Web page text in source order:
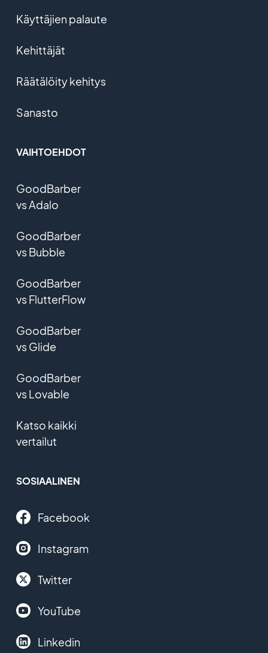
Käyttäjien palaute
Kehittäjät
Räätälöity kehitys
Sanasto
VAIHTOEHDOT
GoodBarber
vs Adalo
GoodBarber
vs Bubble
GoodBarber
vs FlutterFlow
GoodBarber
vs Glide
GoodBarber
vs Lovable
Katso kaikki
vertailut
SOSIAALINEN
Facebook
Instagram
Twitter
YouTube
Linkedin